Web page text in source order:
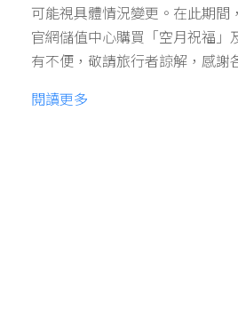
可能視具體情況變更。在此期間
官網儲值中心購買「空月祝福」
有不便，敬請旅行者諒解，感謝
閱讀更多